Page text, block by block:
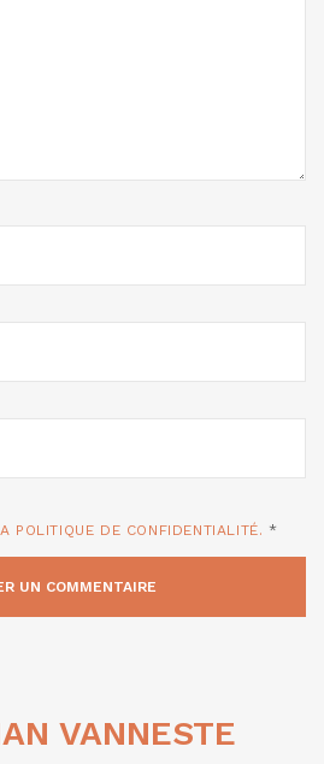
POLITIQUE DE CONFIDENTIALITÉ. *
VANNESTE